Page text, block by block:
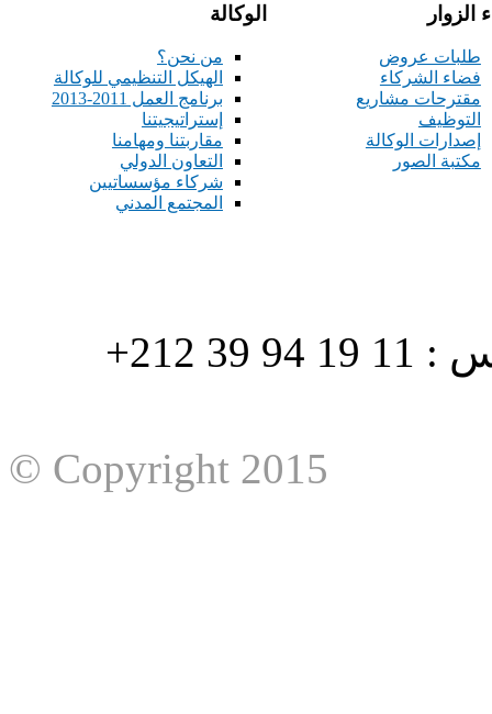
الوكالة
من نحن؟
الهيكل التنظيمي للوكالة
برنامج العمل 2011-2013
إستراتيجيتنا
مقاربتنا ومهامنا
التعاون الدولي
شركاء مؤسساتيين
المجتمع المدني
الزوار
طلبات عروض
فضاء الشركاء
مقترحات مشاريع
التوظيف
إصدارات الوكالة
مكتبة الصور
هاتف : 90/88 32 94 39 212+ فاكس : 11 19 94 39 212+
© Copyright 2015